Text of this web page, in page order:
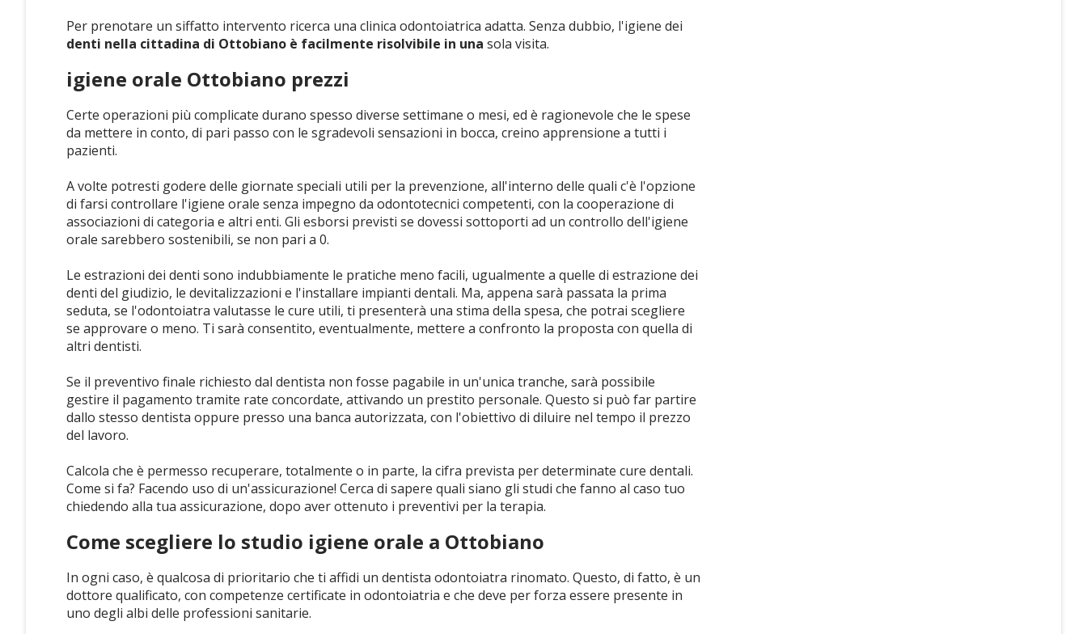
Per prenotare un siffatto intervento ricerca una clinica odontoiatrica adatta. Senza dubbio, l'igiene dei
denti nella cittadina di Ottobiano è facilmente risolvibile in una sola visita.
igiene orale Ottobiano prezzi
Certe operazioni più complicate durano spesso diverse settimane o mesi, ed è ragionevole che le spese
da mettere in conto, di pari passo con le sgradevoli sensazioni in bocca, creino apprensione a tutti i
pazienti.
A volte potresti godere delle giornate speciali utili per la prevenzione, all'interno delle quali c'è l'opzione
di farsi controllare l'igiene orale senza impegno da odontotecnici competenti, con la cooperazione di
associazioni di categoria e altri enti. Gli esborsi previsti se dovessi sottoporti ad un controllo dell'igiene
orale sarebbero sostenibili, se non pari a 0.
Le estrazioni dei denti sono indubbiamente le pratiche meno facili, ugualmente a quelle di estrazione dei
denti del giudizio, le devitalizzazioni e l'installare impianti dentali. Ma, appena sarà passata la prima
seduta, se l'odontoiatra valutasse le cure utili, ti presenterà una stima della spesa, che potrai scegliere
se approvare o meno. Ti sarà consentito, eventualmente, mettere a confronto la proposta con quella di
altri dentisti.
Se il preventivo finale richiesto dal dentista non fosse pagabile in un'unica tranche, sarà possibile
gestire il pagamento tramite rate concordate, attivando un prestito personale. Questo si può far partire
dallo stesso dentista oppure presso una banca autorizzata, con l'obiettivo di diluire nel tempo il prezzo
del lavoro.
Calcola che è permesso recuperare, totalmente o in parte, la cifra prevista per determinate cure dentali.
Come si fa? Facendo uso di un'assicurazione! Cerca di sapere quali siano gli studi che fanno al caso tuo
chiedendo alla tua assicurazione, dopo aver ottenuto i preventivi per la terapia.
Come scegliere lo studio igiene orale a Ottobiano
In ogni caso, è qualcosa di prioritario che ti affidi un dentista odontoiatra rinomato. Questo, di fatto, è un
dottore qualificato, con competenze certificate in odontoiatria e che deve per forza essere presente in
uno degli albi delle professioni sanitarie.